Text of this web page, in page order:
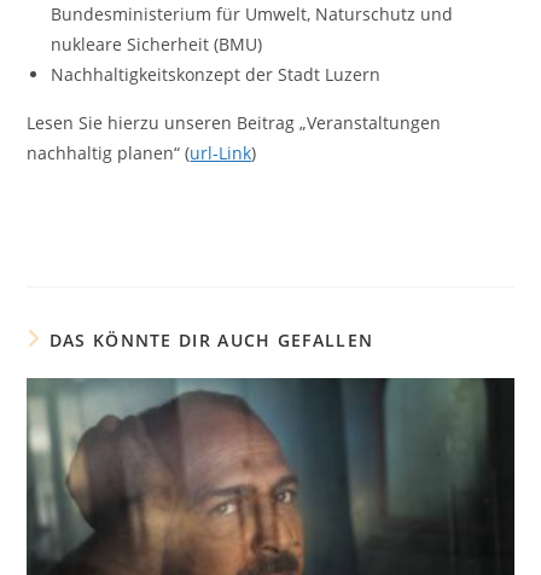
Bundesministerium für Umwelt, Naturschutz und
nukleare Sicherheit (BMU)
Nachhaltigkeitskonzept der Stadt Luzern
Lesen Sie hierzu unseren Beitrag „Veranstaltungen
nachhaltig planen“ (url-Link)
DAS KÖNNTE DIR AUCH GEFALLEN